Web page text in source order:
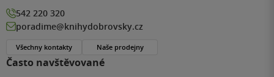
Často navštěvované
542 220 320
poradime@knihydobrovsky.cz
Všechny kontakty Naše prodejny